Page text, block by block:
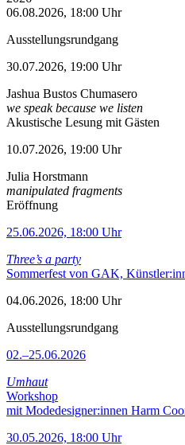
06.08.2026, 18:00 Uhr
Ausstellungsrundgang
30.07.2026, 19:00 Uhr
Jashua Bustos Chumasero
we speak because we listen
Akustische Lesung mit Gästen
10.07.2026, 19:00 Uhr
Julia Horstmann
manipulated fragments
Eröffnung
25.06.2026, 18:00 Uhr
Three’s a party
Sommerfest von GAK,
04.06.2026, 18:00 Uhr
Ausstellungsrundgang
02.–25.06.2026
Umhaut
Workshop
mit Modedesigner:innen Harm
30.05.2026, 18:00 Uhr